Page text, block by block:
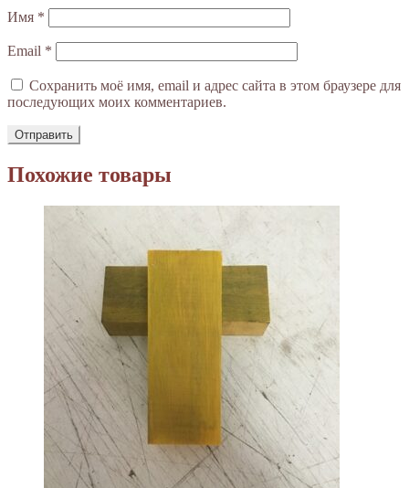
Имя *
Email *
Сохранить моё имя, email и адрес сайта в этом браузере для
последующих моих комментариев.
Похожие товары